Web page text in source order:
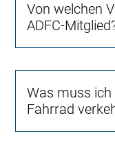
Von welchen
ADFC-
Was muss
Fahrrad